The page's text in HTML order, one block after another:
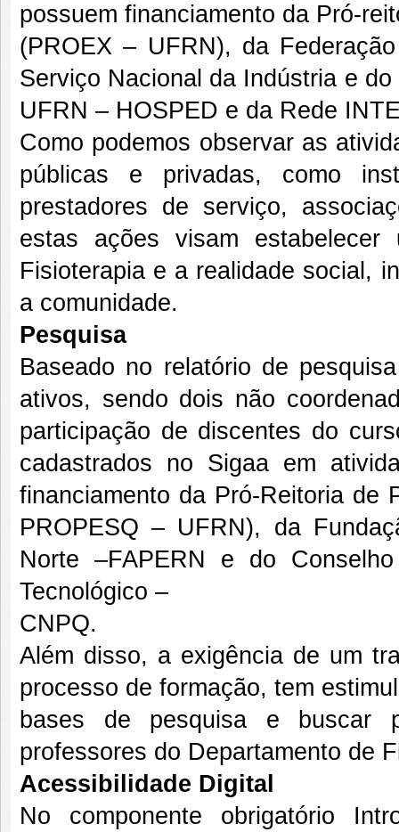
possuem financiamento da Pró-
(PROEX – UFRN), da
Serviço Nacional da Indústria e
UFRN – HOSPED e da Rede
Como podemos observar as
públicas e privadas, como
prestadores de serviço,
estas ações visam
Fisioterapia e a realidade social,
a comunidade.
Pesquisa
Baseado no relatório de
ativos, sendo dois não
participação de discentes do
cadastrados no Sigaa em
financiamento da Pró-Reitoria de
PROPESQ – UFRN), da
Norte –FAPERN e do
Tecnológico –
CNPQ.
Além disso, a exigência de um
processo de formação, tem
bases de pesquisa e buscar
professores do Departamento de
Acessibilidade Digital
No componente obrigatório